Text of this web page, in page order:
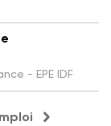
- EPE IDF